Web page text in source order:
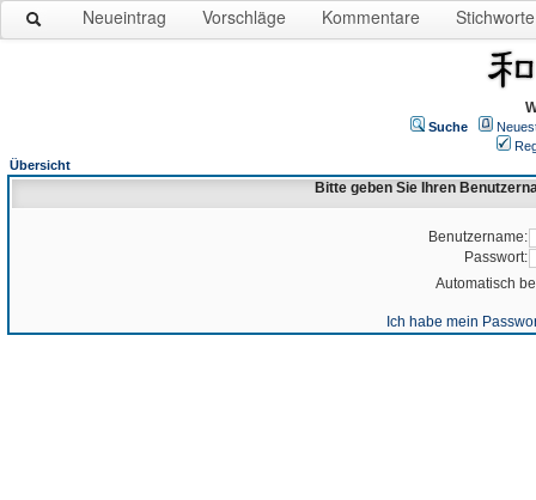
Neueintrag Vorschläge Kommentare Stichworte
Suche
Übersicht
Bitte geben Sie Ihren
Benutzername:
Passwort:
Automatisch
Ich habe mein